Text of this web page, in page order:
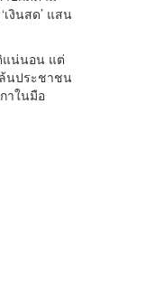
งินสด’ แสน
แน่นอน แต่
นประชาชน
าในมือ